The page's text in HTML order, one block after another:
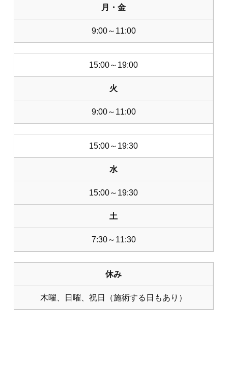
月・金
9:00～11:00
15:00～19:00
火
9:00～11:00
15:00～19:30
水
15:00～19:30
土
7:30～11:30
休み
木曜、日曜、祝日（施術する日もあり）